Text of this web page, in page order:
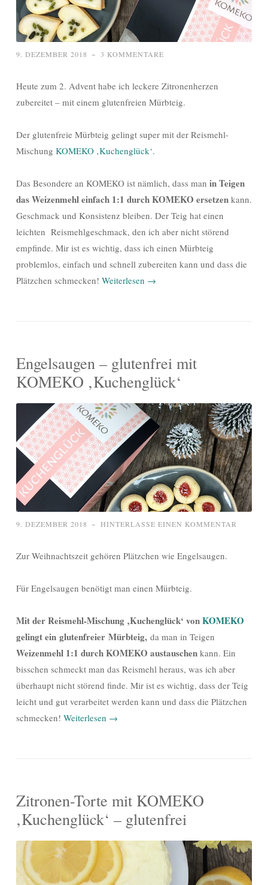
9. DEZEMBER 2018 ~ 3 KOMMENTARE
Heute zum 2. Advent habe ich leckere Zitronenherzen
zubereitet – mit einem glutenfreien Mürbteig.
Der glutenfreie Mürbteig gelingt super mit der Reismehl-
Mischung KOMEKO ‚Kuchenglück‘.
Das Besondere an KOMEKO ist nämlich, dass man in Teigen
das Weizenmehl einfach 1:1 durch KOMEKO ersetzen kann.
Geschmack und Konsistenz bleiben. Der Teig hat einen
leichten Reismehlgeschmack, den ich aber nicht störend
empfinde. Mir ist es wichtig, dass ich einen Mürbteig
problemlos, einfach und schnell zubereiten kann und dass die
Plätzchen schmecken! Weiterlesen →
Engelsaugen – glutenfrei mit
KOMEKO ‚Kuchenglück‘
9. DEZEMBER 2018 ~ HINTERLASSE EINEN KOMMENTAR
Zur Weihnachtszeit gehören Plätzchen wie Engelsaugen.
Für Engelsaugen benötigt man einen Mürbteig.
Mit der Reismehl-Mischung ‚Kuchenglück‘ vonKOMEKO
gelingt ein glutenfreier Mürbteig, da man in Teigen
Weizenmehl 1:1 durch KOMEKO austauschen kann. Ein
bisschen schmeckt man das Reismehl heraus, was ich aber
überhaupt nicht störend finde. Mir ist es wichtig, dass der Teig
leicht und gut verarbeitet werden kann und dass die Plätzchen
schmecken! Weiterlesen →
Zitronen-Torte mit KOMEKO
‚Kuchenglück‘ – glutenfrei